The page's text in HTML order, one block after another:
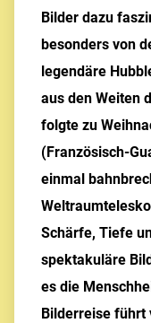
Bilder dazu
besonders von
legendäre
aus den Weiten
folgte zu
(Französisch-
einmal
Schärfe, Tiefe
spektakuläre
es die
Bilderreise führt